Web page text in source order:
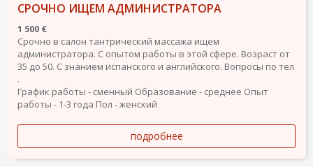
СРОЧНО ИЩЕМ АДМИНИСТРАТОРА
1 500 €
Срочно в салон тантрический массажа ищем
администратора. С опытом работы в этой сфере. Возраст от
35 до 50. С знанием испанского и английского. Вопросы по тел
.
График работы - сменный Образование - среднее Опыт
работы - 1-3 года Пол - женский
подробнее